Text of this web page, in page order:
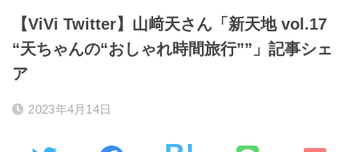
【ViVi Twitter】山﨑天さん「新天地 vol.17
“天ちゃんの“おしゃれ時間旅行””」記事シェ
ア
2023年4月14日